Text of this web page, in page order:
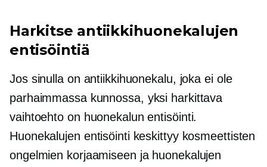
Harkitse antiikkihuonekalujen
entisöintiä
Jos sinulla on antiikkihuonekalu, joka ei ole
parhaimmassa kunnossa, yksi harkittava
vaihtoehto on huonekalun entisöinti.
Huonekalujen entisöinti keskittyy kosmeettisten
ongelmien korjaamiseen ja huonekalujen